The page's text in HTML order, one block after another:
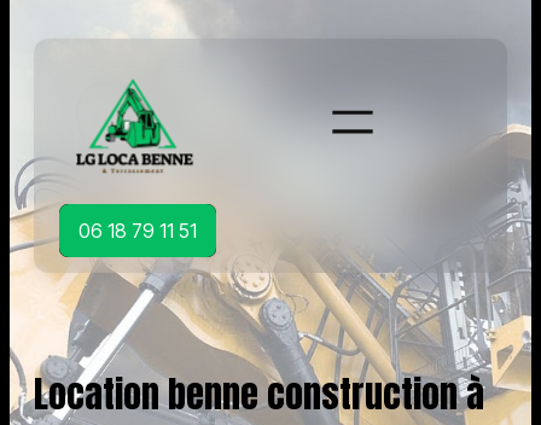
06 18 79 11 51
Location benne construction à